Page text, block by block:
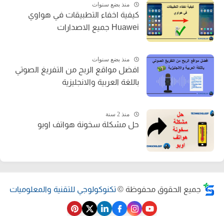
منذ بضع سنوات
كيفية اخفاء التطبيقات في هواوي
Huawei جميع الاصدارات
منذ بضع سنوات
افضل مواقع الربح من التفريغ الصوتي
باللغة العربية والانجليزية
منذ 2 سنة
حل مشكلة سخونة هواتف اوبو
جميع الحقوق محفوظة © تكنوكولوجي للتقنية والمعلوميات